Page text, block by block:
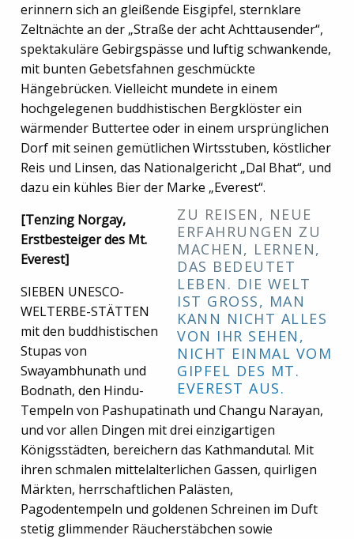
erinnern sich an gleißende Eisgipfel, sternklare
Zeltnächte an der „Straße der acht Achttausender“,
spektakuläre Gebirgspässe und luftig schwankende,
mit bunten Gebetsfahnen geschmückte
Hängebrücken. Vielleicht mundete in einem
hochgelegenen buddhistischen Bergklöster ein
wärmender Buttertee oder in einem ursprünglichen
Dorf mit seinen gemütlichen Wirtsstuben, köstlicher
Reis und Linsen, das Nationalgericht „Dal Bhat“, und
dazu ein kühles Bier der Marke „Everest“.
ZU REISEN, NEUE
ERFAHRUNGEN ZU
MACHEN, LERNEN,
DAS BEDEUTET
LEBEN. DIE WELT
IST GROSS, MAN K
ANN NICHT ALLES V
ON IHR SEHEN, N
ICHT EINMAL VOM G
IPFEL DES MT. E
VEREST AUS.
[Tenzing Norgay,
Erstbesteiger des Mt.
Everest]
SIEBEN UNESCO-
WELTERBE-STÄTTEN
mit den buddhistischen
Stupas von
Swayambhunath und
Bodnath, den Hindu-
Tempeln von Pashupatinath und Changu Narayan,
und vor allen Dingen mit drei einzigartigen
Königsstädten, bereichern das Kathmandutal. Mit
ihren schmalen mittelalterlichen Gassen, quirligen
Märkten, herrschaftlichen Palästen,
Pagodentempeln und goldenen Schreinen im Duft
stetig glimmender Räucherstäbchen sowie